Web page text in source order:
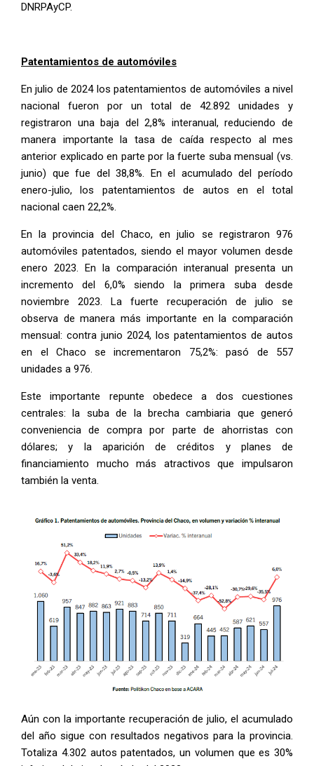
DNRPAyCP.
Patentamientos de automóviles
En julio de 2024 los patentamientos de automóviles a nivel
nacional fueron por un total de 42.892 unidades y
registraron una baja del 2,8% interanual, reduciendo de
manera importante la tasa de caída respecto al mes
anterior explicado en parte por la fuerte suba mensual (vs.
junio) que fue del 38,8%. En el acumulado del período
enero-julio, los patentamientos de autos en el total
nacional caen 22,2%.
En la provincia del Chaco, en julio se registraron 976
automóviles patentados, siendo el mayor volumen desde
enero 2023. En la comparación interanual presenta un
incremento del 6,0% siendo la primera suba desde
noviembre 2023. La fuerte recuperación de julio se
observa de manera más importante en la comparación
mensual: contra junio 2024, los patentamientos de autos
en el Chaco se incrementaron 75,2%: pasó de 557
unidades a 976.
Este importante repunte obedece a dos cuestiones
centrales: la suba de la brecha cambiaria que generó
conveniencia de compra por parte de ahorristas con
dólares; y la aparición de créditos y planes de
financiamiento mucho más atractivos que impulsaron
también la venta.
Aún con la importante recuperación de julio, el acumulado
del año sigue con resultados negativos para la provincia.
Totaliza 4.302 autos patentados, un volumen que es 30%